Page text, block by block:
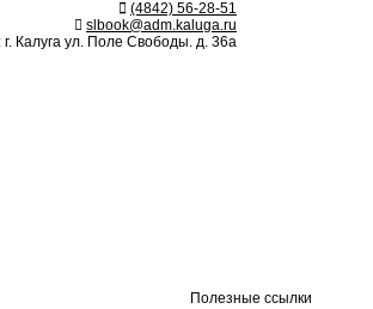
(4842) 56-28-51
slbook@adm.kaluga.ru
Калуга ул. Поле Свободы. д. 36а
Полезные ссылки